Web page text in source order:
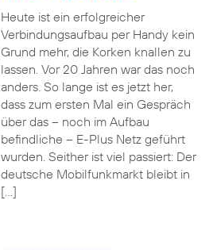
Heute ist ein erfolgreicher
Verbindungsaufbau per Handy kein
Grund mehr, die Korken knallen zu
lassen. Vor 20 Jahren war das noch
anders. So lange ist es jetzt her,
dass zum ersten Mal ein Gespräch
über das – noch im Aufbau
befindliche – E-Plus Netz geführt
wurden. Seither ist viel passiert: Der
deutsche Mobilfunkmarkt bleibt in
[…]